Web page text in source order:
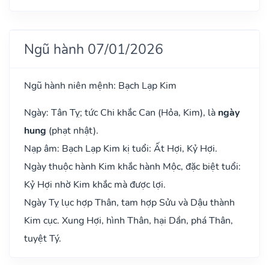
Ngũ hành 07/01/2026
Ngũ hành niên mệnh: Bạch Lạp Kim
Ngày: Tân Tỵ; tức Chi khắc Can (Hỏa, Kim), là ngày
hung (phạt nhật).
Nạp âm: Bạch Lạp Kim kị tuổi: Ất Hợi, Kỷ Hợi.
Ngày thuộc hành Kim khắc hành Mộc, đặc biệt tuổi:
Kỷ Hợi nhờ Kim khắc mà được lợi.
Ngày Tỵ lục hợp Thân, tam hợp Sửu và Dậu thành
Kim cục. Xung Hợi, hình Thân, hại Dần, phá Thân,
tuyệt Tý.